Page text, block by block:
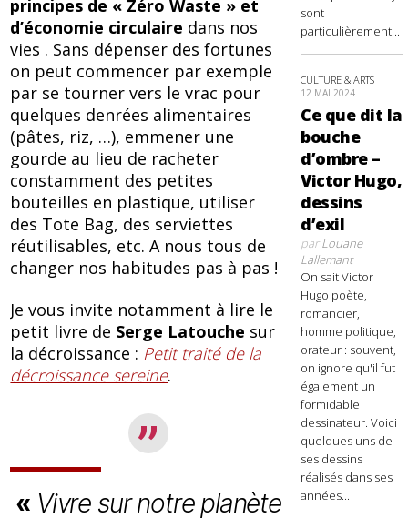
principes de « Zéro Waste » et
d’économie circulaire dans nos
vies . Sans dépenser des fortunes
on peut commencer par exemple
par se tourner vers le vrac pour
quelques denrées alimentaires
(pâtes, riz, …), emmener une
gourde au lieu de racheter
constamment des petites
bouteilles en plastique, utiliser
des Tote Bag, des serviettes
réutilisables, etc. A nous tous de
changer nos habitudes pas à pas !
Je vous invite notamment à lire le
petit livre de Serge Latouche sur
la décroissance : Petit traité de la
décroissance sereine.
Vivre sur notre planète
sont
particulièrement...
CULTURE & ARTS
12 MAI 2024
Ce que dit la
bouche
d’ombre –
Victor Hugo,
dessins
d’exil
parLouane
Lallemant
On sait Victor
Hugo poète,
romancier,
homme politique,
orateur : souvent,
on ignore qu'il fut
également un
formidable
dessinateur. Voici
quelques uns de
ses dessins
réalisés dans ses
années...